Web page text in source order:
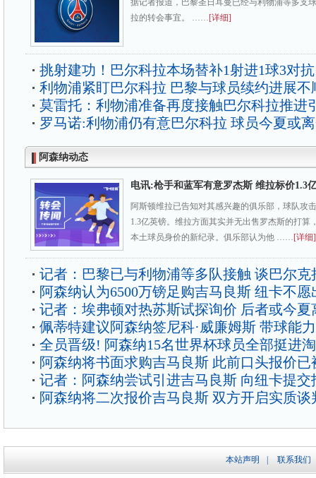
据记者报道，巴黎圣日耳曼已经与利物浦等多支
拉的转会事宜。 ……[详细]
挑射建功！巴尔科拉本场替补1射进1球3对抗
利物浦紧盯巴尔科拉 巴黎与球员续约进展不
莫雷托：利物浦准备再度接触巴尔科拉推进
罗马诺:利物浦仍有意巴尔科拉 球员今夏或
阿森纳动态
电讯:枪手和蓝军有意罗杰斯 维拉标价1.3
阿斯顿维拉已告知对其感兴趣的俱乐部，球队攻
1.3亿英镑。维拉方面其实并无出售罗杰斯的打算
本土球员身价的新纪录。俱乐部认为他 ……[详细]
记者：巴黎已与利物浦等多队接触 谈巴尔克
阿森纳认为6500万镑足购吉马良斯 纽卡不愿
记者：埃弗顿对热苏斯试探询价 后者或今夏
佩蒂特建议阿森纳签尼科·威廉姆斯 带球能
全员晋级! 阿森纳15名世界杯球员全部挺进
阿森纳将书面求购吉马良斯 此前口头报价已
记者：阿森纳尝试引进吉马良斯 向纽卡提交
阿森纳将二次报价吉马良斯 双方开启实质谈
本站声明 联系我们